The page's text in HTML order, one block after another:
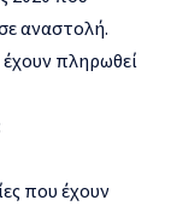
αναστολή.
έχουν πληρωθεί
που έχουν